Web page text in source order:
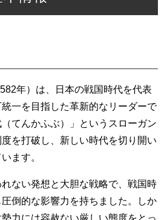
年）は、日本の戦国時代を代表
一を目指した革新的なリーダーで
てんかふぶ）」というスローガン
を打破し、新しい時代を切り開い
ます。
ない発想と大胆な戦略で、戦国時
倒的な影響力を持ちました。しか
力には容赦ない厳しい態度をとっ